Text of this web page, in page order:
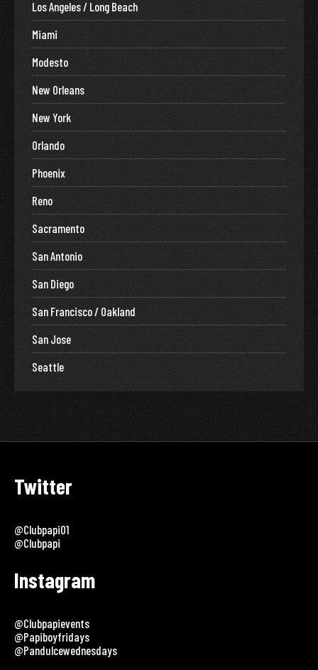
Los Angeles / Long Beach
Miami
Modesto
New Orleans
New York
Orlando
Phoenix
Reno
Sacramento
San Antonio
San Diego
San Francisco / Oakland
San Jose
Seattle
Twitter
@clubpapi01
@clubpapi
Instagram
@clubpapievents
@papiboyfridays
@pandulcewednesdays